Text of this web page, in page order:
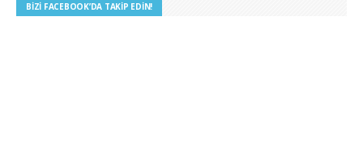
BIZI FACEBOOK’DA TAKIP EDIN!